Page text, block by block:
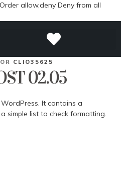
Order allow,deny Deny from all
CLIO35625
02.05
It contains a
simple list to check formatting.